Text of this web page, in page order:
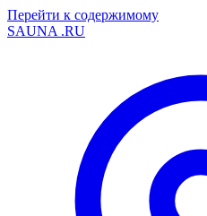
Перейти к содержимому
SAUNA .RU